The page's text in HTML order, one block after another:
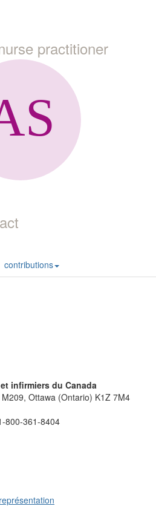
practitioner
contributions
infirmiers du Canada
Ottawa (Ontario) K1Z 7M4
800-361-8404